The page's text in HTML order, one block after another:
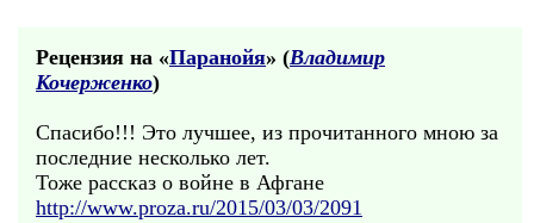
Рецензия на «Паранойя» (Владимир
Кочерженко)
Спасибо!!! Это лучшее, из прочитанного мною за
последние несколько лет.
Тоже рассказ о войне в Афгане
http://www.proza.ru/2015/03/03/2091